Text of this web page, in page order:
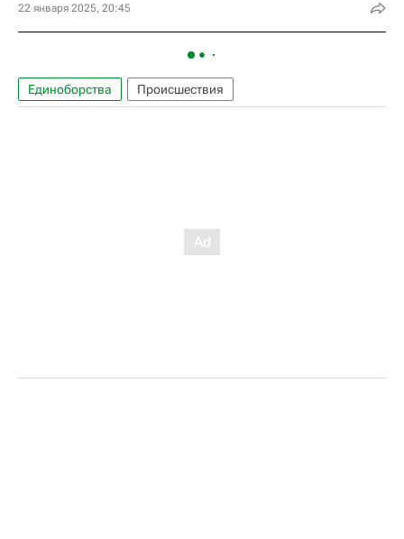
22 января 2025, 20:45
Единоборства Происшествия